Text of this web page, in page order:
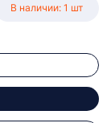
В наличии: 1 шт